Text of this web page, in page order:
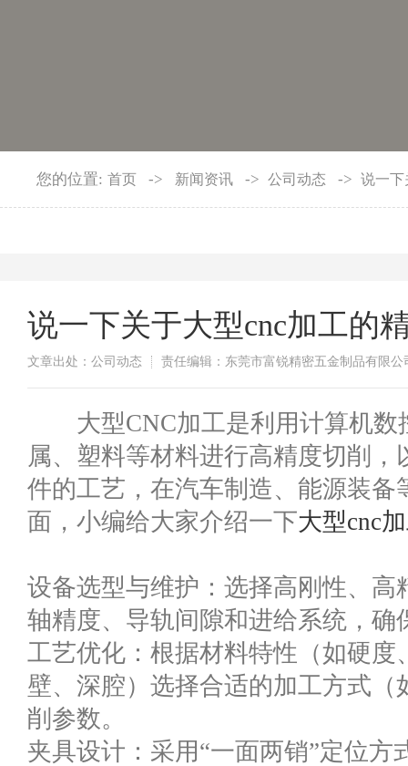
您的位置: 首页 -> 新闻资讯 -> 公司动态 -> 说一下
说一下关于大型cnc加工的
文章出处：公司动态 责任编辑：东莞市富锐精密五金制品有限公
大型CNC加工是利用计算机数
属、塑料等材料进行高精度切削
件的工艺，在汽车制造、能源装
面，小编给大家介绍一下大型cnc
设备选型与维护：选择高刚性、
轴精度、导轨间隙和进给系统，确
工艺优化：根据材料特性（如硬
壁、深腔）选择合适的加工方式
削参数。
夹具设计：采用“一面两销”定位